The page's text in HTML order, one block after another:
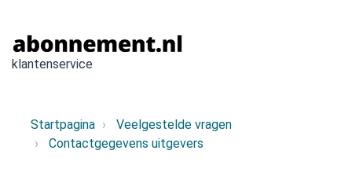
klantenservice
Startpagina
Veelgestelde vragen
Contactgegevens uitgevers